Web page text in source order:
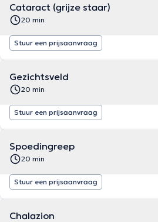
Cataract (grijze staar)
20 min
Stuur een prijsaanvraag
Gezichtsveld
20 min
Stuur een prijsaanvraag
Spoedingreep
20 min
Stuur een prijsaanvraag
Chalazion